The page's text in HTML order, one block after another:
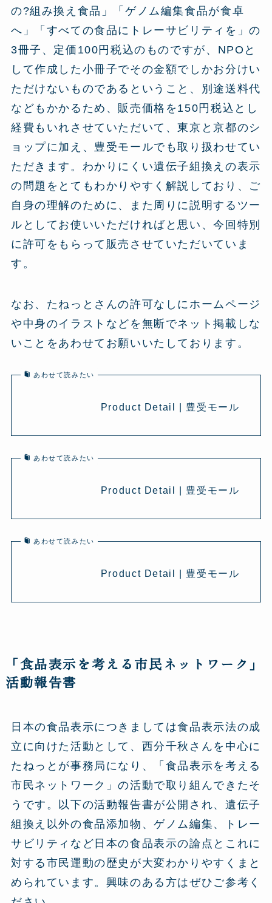
の?組み換え食品」「ゲノム編集食品が食卓
へ」「すべての食品にトレーサビリティを」の
3冊子、定価100円税込のものですが、NPOと
して作成した小冊子でその金額でしかお分けい
ただけないものであるということ、別途送料代
などもかかるため、販売価格を150円税込とし
経費もいれさせていただいて、東京と京都のシ
ョップに加え、豊受モールでも取り扱わせてい
ただきます。わかりにくい遺伝子組換えの表示
の問題をとてもわかりやすく解説しており、ご
自身の理解のために、また周りに説明するツー
ルとしてお使いいただければと思い、今回特別
に許可をもらって販売させていただいていま
す。
なお、たねっとさんの許可なしにホームページ
や中身のイラストなどを無断でネット掲載しな
いことをあわせてお願いいたしております。
あわせて読みたい
Product Detail | 豊受モール
あわせて読みたい
Product Detail | 豊受モール
あわせて読みたい
Product Detail | 豊受モール
「食品表示を考える市民ネットワーク」
活動報告書
日本の食品表示につきましては食品表示法の成
立に向けた活動として、西分千秋さんを中心に
たねっとが事務局になり、「食品表示を考える
市民ネットワーク」の活動で取り組んできたそ
うです。以下の活動報告書が公開され、遺伝子
組換え以外の食品添加物、ゲノム編集、トレー
サビリティなど日本の食品表示の論点とこれに
対する市民運動の歴史が大変わかりやすくまと
められています。興味のある方はぜひご参考く